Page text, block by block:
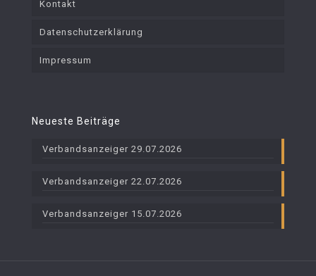
Kontakt
Datenschutzerklärung
Impressum
Neueste Beiträge
Verbandsanzeiger 29.07.2026
Verbandsanzeiger 22.07.2026
Verbandsanzeiger 15.07.2026